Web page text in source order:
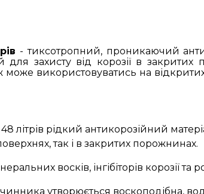
- тиксотропний, проникаючий
для захисту від корозії в
може використовуватись на
літрів рідкий антикорозійний
так і в закритих порожнинах.
восків, інгібіторів корозії
утворюється воскоподібна,